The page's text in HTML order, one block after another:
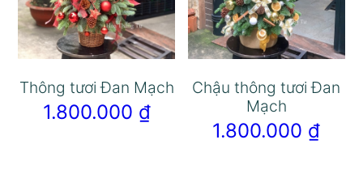
Thông tươi Đan Mạch
1.800.000 ₫
Chậu thông tươi Đan
Mạch
1.800.000 ₫